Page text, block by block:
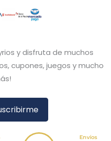
y disfruta de muchos
cupones, juegos y mucho
Envíos